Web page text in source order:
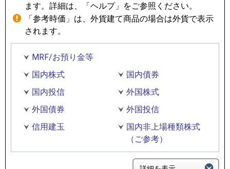
ます。詳細は、「ヘルプ」をご参照ください。
「参考時価」は、外貨建て商品の場合は外貨で表示
されます。
MRF/お預り金等
国内株式
国内債券
国内投信
外国株式
外国債券
外国投信
信用建玉
国内非上場種類株式
（ご参考）